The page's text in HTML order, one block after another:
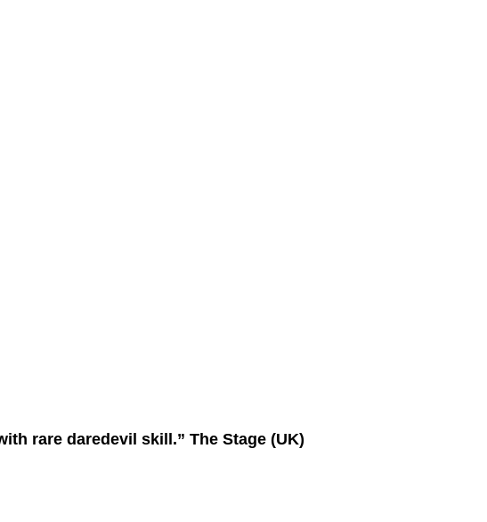
rare daredevil skill.” The Stage (UK)